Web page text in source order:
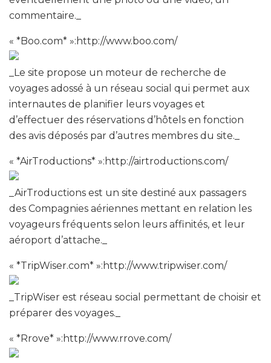
commentaire._
« *Boo.com* »:http://www.boo.com/
_Le site propose un moteur de recherche de
voyages adossé à un réseau social qui permet aux
internautes de planifier leurs voyages et
d’effectuer des réservations d’hôtels en fonction
des avis déposés par d’autres membres du site._
« *AirTroductions* »:http://airtroductions.com/
_AirTroductions est un site destiné aux passagers
des Compagnies aériennes mettant en relation les
voyageurs fréquents selon leurs affinités, et leur
aéroport d’attache._
« *TripWiser.com* »:http://www.tripwiser.com/
_TripWiser est réseau social permettant de choisir et
préparer des voyages._
« *Rrove* »:http://www.rrove.com/